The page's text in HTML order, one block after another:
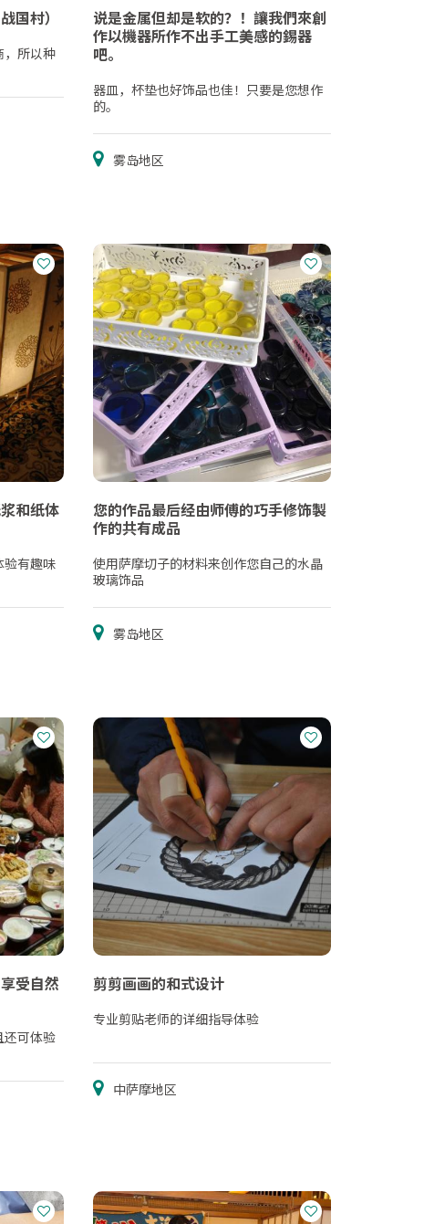
国村）
，所以种
说是金属但却是软的？！讓我們來創
作以機器所作不出手工美感的錫器
吧。
器皿，杯垫也好饰品也佳！只要是您想作
的。
雾岛地区
和纸体
验有趣味
您的作品最后经由师傅的巧手修饰製
作的共有成品
使用萨摩切子的材料来创作您自己的水晶
玻璃饰品
雾岛地区
受自然
还可体验
剪剪画画的和式设计
专业剪贴老师的详细指导体验
中萨摩地区